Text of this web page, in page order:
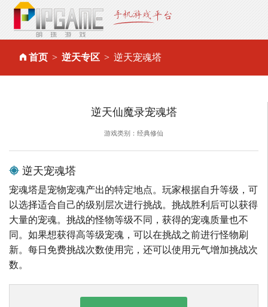
首页 逆天专区 逆天宠魂塔
逆天仙魔录宠魂塔
游戏类别：经典修仙
逆天宠魂塔
宠魂塔是宠物宠魂产出的特定地点。玩家根据自升等级，可
以选择适合自己的级别层次进行挑战。挑战胜利后可以获得
大量的宠魂。挑战的怪物等级不同，获得的宠魂质量也不
同。如果想获得高等级宠魂，可以在挑战之前进行怪物刷
新。每日免费挑战次数使用完，还可以使用元气增加挑战次
数。